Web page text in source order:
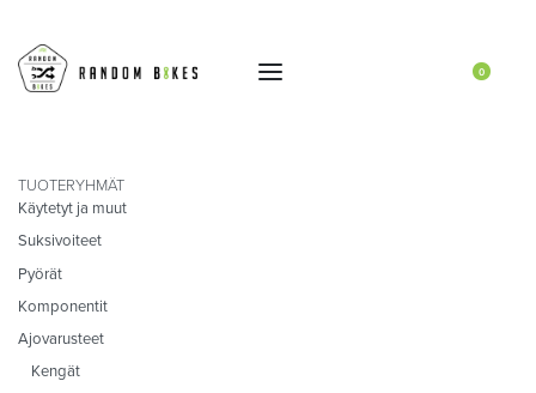
0
TUOTERYHMÄT
Käytetyt ja muut
Suksivoiteet
Pyörät
Komponentit
Ajovarusteet
Kengät